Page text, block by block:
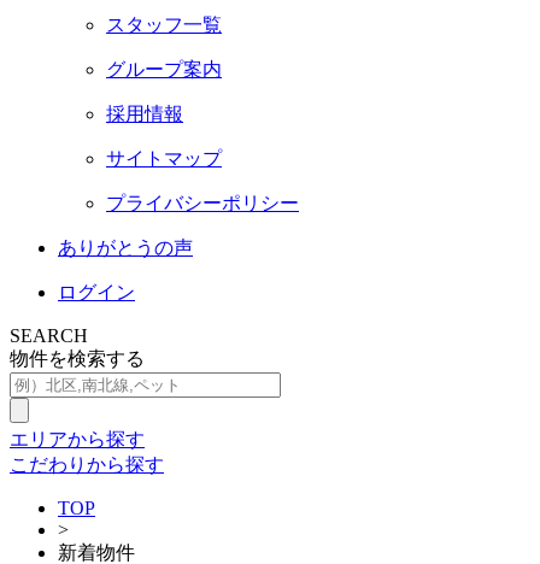
スタッフ一覧
グループ案内
採用情報
サイトマップ
プライバシーポリシー
ありがとうの声
ログイン
SEARCH
物件を検索する
エリアから探す
こだわりから探す
TOP
>
新着物件